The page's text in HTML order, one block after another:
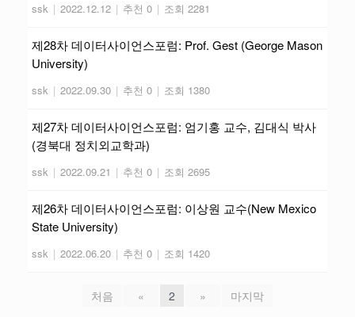
ssk | 2022.12.12 | 추천 0 | 조회 2281
제28차 데이터사이언스포럼: Prof. Gest (George Mason
University)
ssk | 2022.09.30 | 추천 0 | 조회 1380
제27차 데이터사이언스포럼: 엄기홍 교수, 김대식 박사
(경북대 정치외교학과)
ssk | 2022.09.21 | 추천 0 | 조회 2695
제26차 데이터사이언스포럼: 이상원 교수(New Mexico
State University)
ssk | 2022.06.20 | 추천 0 | 조회 1420
처음 « 2 » 마지막